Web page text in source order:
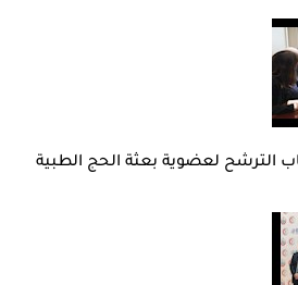
الترشح لعضوية بعثة الحج الطبية